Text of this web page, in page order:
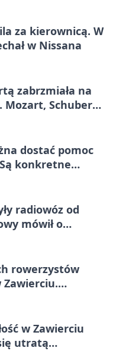
za kierownicą. W
w Nissana
zabrzmiała na
Schubert i
dostać pomoc
konkretne
radiowóz od
mówił o
rowerzystów
w Zawierciu
utratą